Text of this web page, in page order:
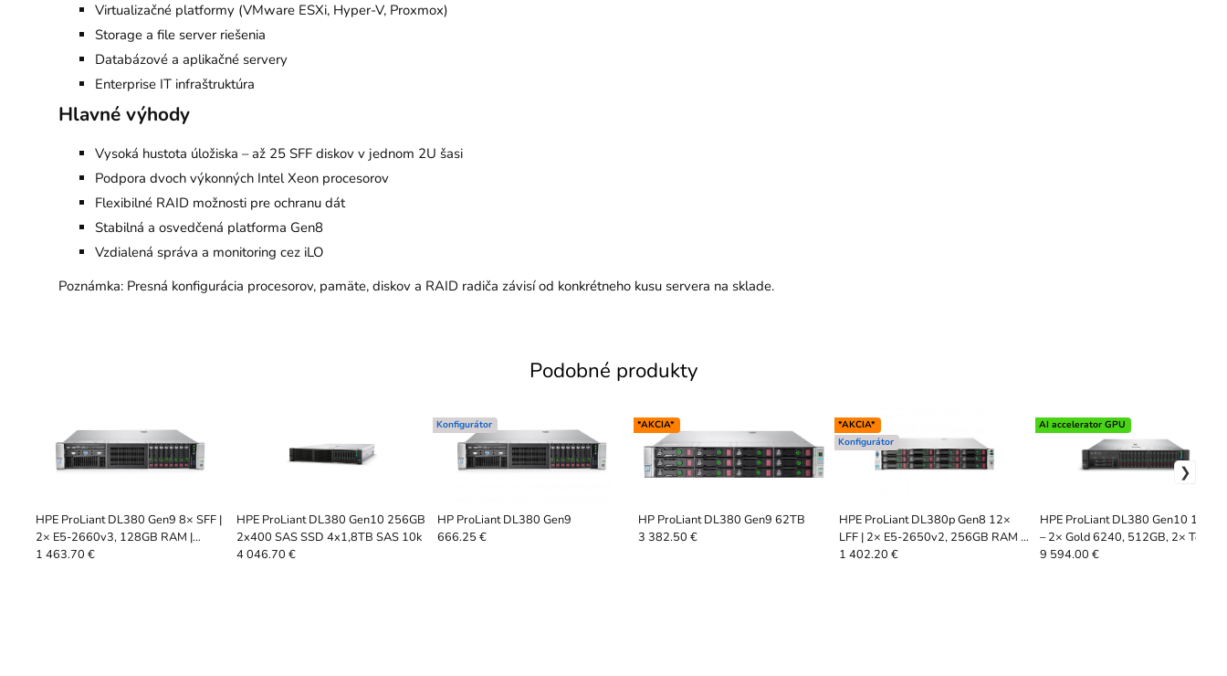
Virtualizačné platformy (VMware ESXi, Hyper-V, Proxmox)
Storage a file server riešenia
Databázové a aplikačné servery
Enterprise IT infraštruktúra
Hlavné výhody
Vysoká hustota úložiska – až 25 SFF diskov v jednom 2U šasi
Podpora dvoch výkonných Intel Xeon procesorov
Flexibilné RAID možnosti pre ochranu dát
Stabilná a osvedčená platforma Gen8
Vzdialená správa a monitoring cez iLO
Poznámka: Presná konfigurácia procesorov, pamäte, diskov a RAID radiča závisí od konkrétneho kusu servera na sklade.
Podobné produkty
HPE ProLiant DL380 Gen9 8× SFF |
2× E5-2660v3, 128GB RAM |
ServerShop.sk
1 463.70 €
HPE ProLiant DL380 Gen10 256GB
2x400 SAS SSD 4x1,8TB SAS 10k
4 046.70 €
HP ProLiant DL380 Gen9
Konfigurátor
666.25 €
HP ProLiant DL380 Gen9 62TB
*AKCIA*
3 382.50 €
HPE ProLiant DL380p Gen8 12×
LFF | 2× E5-2650v2, 256GB RAM |
ServerShop.sk
*AKCIA*
Konfigurátor
1 402.20 €
HPE ProLiant DL380 Gen10 18SFF
– 2× Gold 6240, 512GB, 2× Tesla
T4 | ServerShop
AI accelerator GPU
9 594.00 €